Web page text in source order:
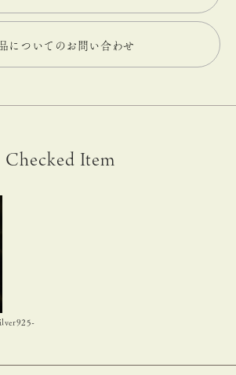
についてのお問い合わせ
Checked Item